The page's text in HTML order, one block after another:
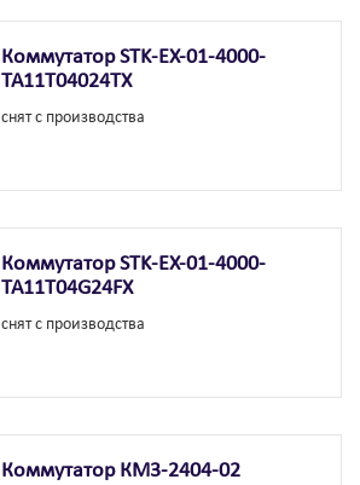
Коммутатор STK-EX-01-4000-
TA11T04024TX
снят с производства
Коммутатор STK-EX-01-4000-
TA11T04G24FX
снят с производства
Коммутатор КМ3-2404-02